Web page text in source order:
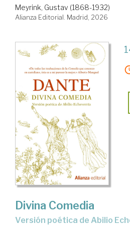
Meyrink, Gustav (1868-1932)
Alianza Editorial. Madrid, 2026
Divina Comedia
Versión poética de Abilio